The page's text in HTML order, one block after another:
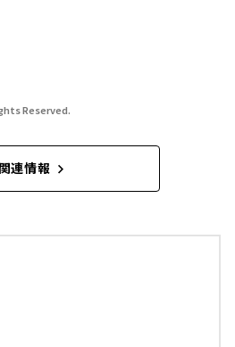
Reserved.
関連情報